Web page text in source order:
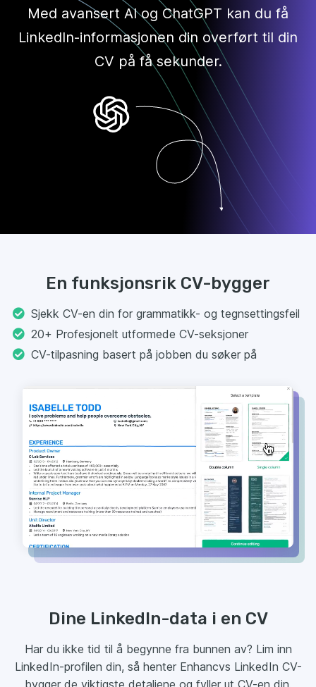
Med avansert AI og ChatGPT kan du få
LinkedIn-informasjonen din overført til din
CV på få sekunder.
En funksjonsrik CV-bygger
Sjekk CV-en din for grammatikk- og tegnsettingsfeil
20+ Profesjonelt utformede CV-seksjoner
CV-tilpasning basert på jobben du søker på
Dine LinkedIn-data i en CV
Har du ikke tid til å begynne fra bunnen av? Lim inn
LinkedIn-profilen din, så henter Enhancvs LinkedIn CV-
bygger de viktigste detaljene og fyller ut CV-en din.